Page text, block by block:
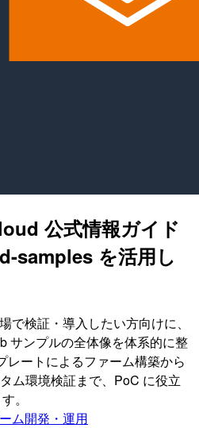
公式情報ガイド
samples を活用し
で検証・導入したい方向けに、
サンプルの全体像を体系的に整
レートによるファーム構築から
ム環境検証まで、PoC に役立
。
ム開発・運用